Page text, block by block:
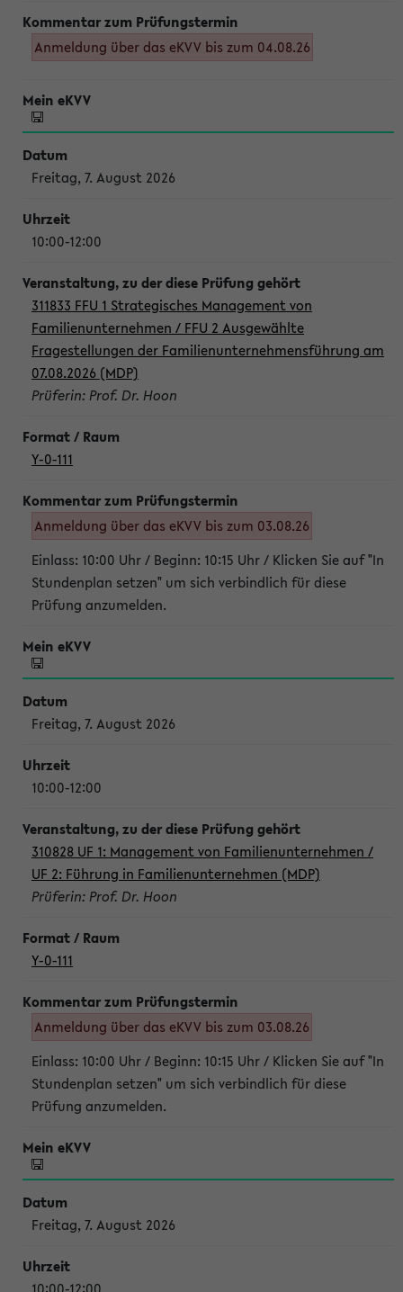
Anmeldung über das eKVV bis zum 04.08.26
Freitag, 7. August 2026
10:00-12:00
311833 FFU 1 Strategisches Management von
Familienunternehmen / FFU 2 Ausgewählte
Fragestellungen der Familienunternehmensführung am
07.08.2026 (MDP)
Prüferin: Prof. Dr. Hoon
Y-0-111
Anmeldung über das eKVV bis zum 03.08.26
Einlass: 10:00 Uhr / Beginn: 10:15 Uhr / Klicken Sie auf "In
Stundenplan setzen" um sich verbindlich für diese
Prüfung anzumelden.
Freitag, 7. August 2026
10:00-12:00
310828 UF 1: Management von Familienunternehmen /
UF 2: Führung in Familienunternehmen (MDP)
Prüferin: Prof. Dr. Hoon
Y-0-111
Anmeldung über das eKVV bis zum 03.08.26
Einlass: 10:00 Uhr / Beginn: 10:15 Uhr / Klicken Sie auf "In
Stundenplan setzen" um sich verbindlich für diese
Prüfung anzumelden.
Freitag, 7. August 2026